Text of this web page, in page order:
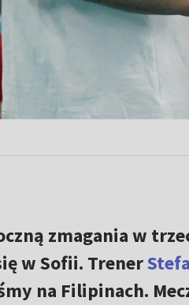
zmagania w
w Sofii. Trener
na Filipinach.